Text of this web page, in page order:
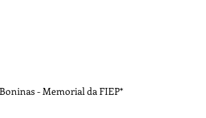
- Memorial da FIEP*